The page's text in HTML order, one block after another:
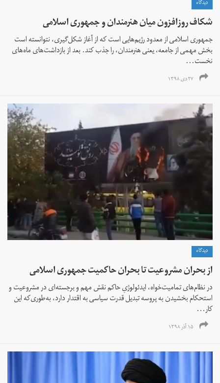
دیدگاه
شکاف روز‌افزون میان هنرمندان و جمهوری اسلامی
جمهوری اسلامی از معدود رژیم‌هایی است که از آغاز شکل‌گیری، نتوانسته است
بخش مهمی از جامعه، یعنی هنرمندان، را جذب کند. بعد از بازداشت‌های ماه‌های
نخست...
۲۷ دی ۱۳۹۸
دیدگاه
از بحران مشروعیت تا بحران حاکمیت جمهوری اسلامی
در نظام‌های تمامیت‌خواه، ایدئولوژیِ حاکم نقش مهم و برجسته‌ای در مشروعیت و
استحکام بخشیدن به پروسه تبدیل قدرت سیاسی به اقتدار دارد، به‌طوری‌که این
کار...
۱۵ آذر ۱۳۹۸